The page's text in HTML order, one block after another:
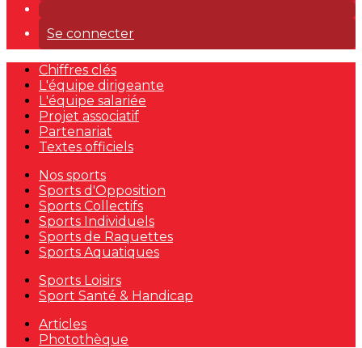
Se connecter
Chiffres clés
L'équipe dirigeante
L'équipe salariée
Projet associatif
Partenariat
Textes officiels
Nos sports
Sports d'Opposition
Sports Collectifs
Sports Individuels
Sports de Raquettes
Sports Aquatiques
Sports Loisirs
Sport Santé & Handicap
Articles
Photothèque